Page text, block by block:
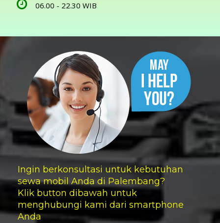
06.00 - 22.30 WIB
Ingin berkonsultasi untuk kebutuhan
sewa mobil Anda di Palembang?
Klik button dibawah untuk
menghubungi kami dari smartphone
Anda